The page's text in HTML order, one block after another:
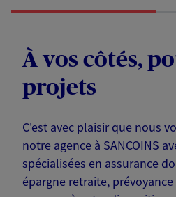
À vos côtés,
projets
C'est avec plaisir que nous
notre agence à SANCOINS
spécialisées en assurance
épargne retraite,